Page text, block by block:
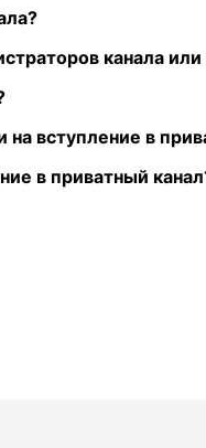
канала
вступление в
в приватный